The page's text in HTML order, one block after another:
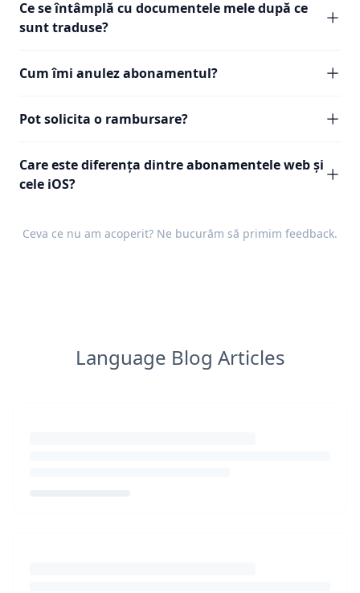
Ce se întâmplă cu documentele mele după ce
sunt traduse?
Cum îmi anulez abonamentul?
Pot solicita o rambursare?
Care este diferența dintre abonamentele web și
cele iOS?
Ceva ce nu am acoperit? Ne bucurăm să primim feedback.
Language Blog Articles